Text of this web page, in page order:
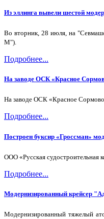
Из эллинга вывели шестой
Во вторник, 28 июля, на
М").
Подробнее...
На заводе ОСК «Красное
На заводе ОСК «Красное
Подробнее...
Построен буксир «Гроссман»
ООО «Русская судостроительная
Подробнее...
Модернизированный крейсер
Модернизированный тяжелый